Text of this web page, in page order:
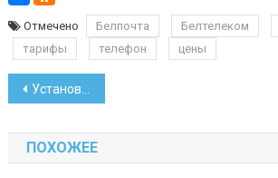
Отмечено Белпочта Белтелеком
тарифы
телефон цены
Навигация
по
записям
Установлены тарифные разряды и размеры надбавок и доплат медикам
ПОХОЖЕЕ